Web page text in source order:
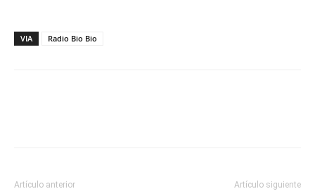
VIA Radio Bio Bio
Artículo anterior Artículo siguiente